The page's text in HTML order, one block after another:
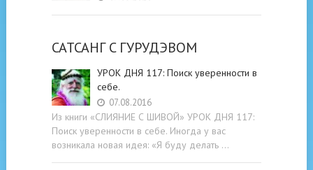
САТСАНГ C ГУРУДЭВОМ
УРОК ДНЯ 117: Поиск уверенности в
себе.
07.08.2016
Из книги «СЛИЯНИЕ С ШИВОЙ» УРОК ДНЯ 117:
Поиск уверенности в себе. Иногда у вас
возникала новая идея: «Я буду делать …